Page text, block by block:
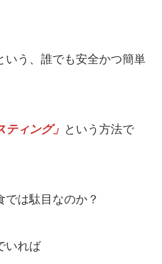
いう、誰でも安全かつ簡単
ティング」 という方法で
では駄目なのか？
いれば